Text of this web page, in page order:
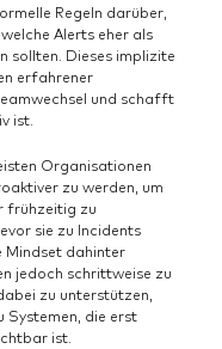
Regeln darüber,
Alerts eher als
sollten. Dieses implizite
erfahrener
und schafft
ist.
Organisationen
zu werden, um
frühzeitig zu
sie zu Incidents
Mindset dahinter
jedoch schrittweise zu
zu unterstützen,
Systemen, die erst
ist.